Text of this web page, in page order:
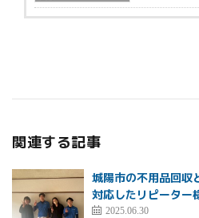
関連する記事
城陽市の不用品回収
対応したリピーター
2025.06.30